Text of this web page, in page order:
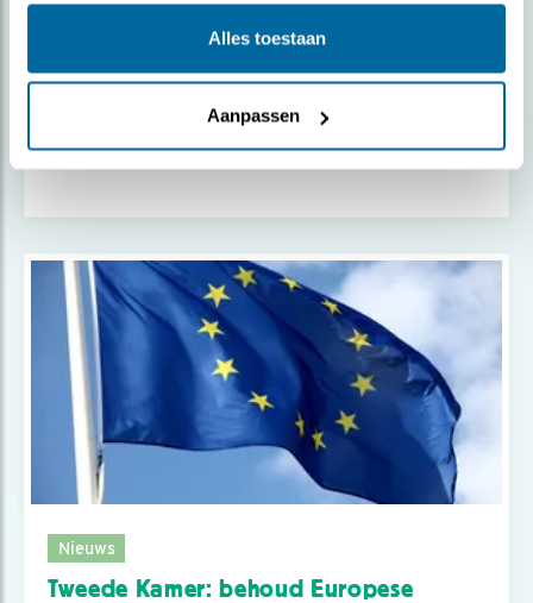
Alles toestaan
Aanpassen
Nieuws
Tweede Kamer: behoud Europese